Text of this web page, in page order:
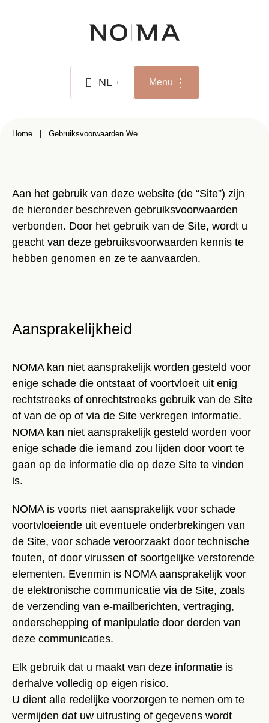
NL Menu
Kruimelpad
Home Gebruiksvoorwaarden We...
Aan het gebruik van deze website (de “Site”) zijn
de hieronder beschreven gebruiksvoorwaarden
verbonden. Door het gebruik van de Site, wordt u
geacht van deze gebruiksvoorwaarden kennis te
hebben genomen en ze te aanvaarden.
Aansprakelijkheid
NOMA kan niet aansprakelijk worden gesteld voor
enige schade die ontstaat of voortvloeit uit enig
rechtstreeks of onrechtstreeks gebruik van de Site
of van de op of via de Site verkregen informatie.
NOMA kan niet aansprakelijk gesteld worden voor
enige schade die iemand zou lijden door voort te
gaan op de informatie die op deze Site te vinden
is.
NOMA is voorts niet aansprakelijk voor schade
voortvloeiende uit eventuele onderbrekingen van
de Site, voor schade veroorzaakt door technische
fouten, of door virussen of soortgelijke verstorende
elementen. Evenmin is NOMA aansprakelijk voor
de elektronische communicatie via de Site, zoals
de verzending van e-mailberichten, vertraging,
onderschepping of manipulatie door derden van
deze communicaties.
Elk gebruik dat u maakt van deze informatie is
derhalve volledig op eigen risico.
U dient alle redelijke voorzorgen te nemen om te
vermijden dat uw uitrusting of gegevens wordt